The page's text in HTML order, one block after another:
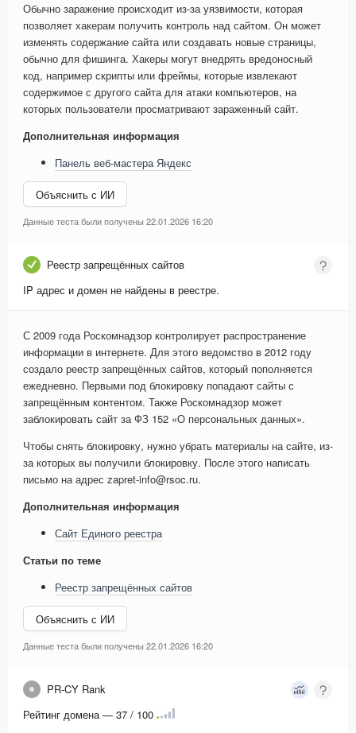
Обычно заражение происходит из-за уязвимости, которая
позволяет хакерам получить контроль над сайтом. Он может
изменять содержание сайта или создавать новые страницы,
обычно для фишинга. Хакеры могут внедрять вредоносный
код, например скрипты или фреймы, которые извлекают
содержимое с другого сайта для атаки компьютеров, на
которых пользователи просматривают зараженный сайт.
Дополнительная информация
Панель веб-мастера Яндекс
Объяснить с ИИ
Данные теста были получены 22.01.2026 16:20
Реестр запрещённых сайтов
IP адрес и домен не найдены в реестре.
С 2009 года Роскомнадзор контролирует распространение
информации в интернете. Для этого ведомство в 2012 году
создало реестр запрещённых сайтов, который пополняется
ежедневно. Первыми под блокировку попадают сайты с
запрещённым контентом. Также Роскомнадзор может
заблокировать сайт за ФЗ 152 «О персональных данных».
Чтобы снять блокировку, нужно убрать материалы на сайте, из-
за которых вы получили блокировку. После этого написать
письмо на адрес zapret-info@rsoc.ru.
Дополнительная информация
Сайт Единого реестра
Статьи по теме
Реестр запрещённых сайтов
Объяснить с ИИ
Данные теста были получены 22.01.2026 16:20
PR-CY Rank
Рейтинг домена — 37 / 100